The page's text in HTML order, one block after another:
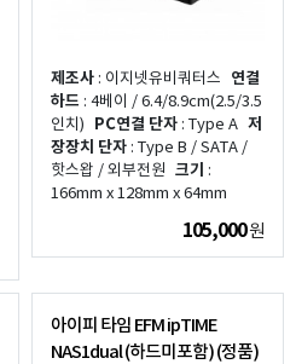
제조사 : 이지넷유비쿼터스 연결
하드 : 4베이 / 6.4/8.9cm(2.5/3.5
인치) PC연결 단자 : Type A 저
장장치 단자 : Type B / SATA /
핫스왑 / 외부전원 크기 :
166mm x 128mm x 64mm
105,000원
아이피 타임 EFM ipTIME
NAS1dual (하드미포함) (정품)